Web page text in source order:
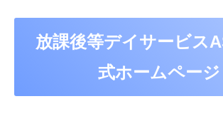
放課後等デイサービス
式ホームページ